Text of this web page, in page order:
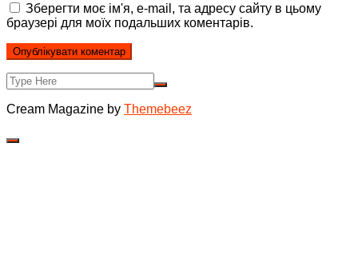
Зберегти моє ім'я, e-mail, та адресу сайту в цьому
браузері для моїх подальших коментарів.
Cream Magazine by Themebeez